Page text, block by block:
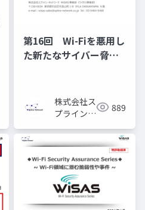
第16回 Wi-Fiを悪用し
た新たなサイバー脅
株式会社ス
プライン・
ク
889